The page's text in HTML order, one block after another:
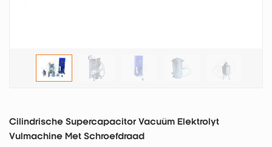
Cilindrische Supercapacitor Vacuüm Elektrolyt
Vulmachine Met Schroefdraad